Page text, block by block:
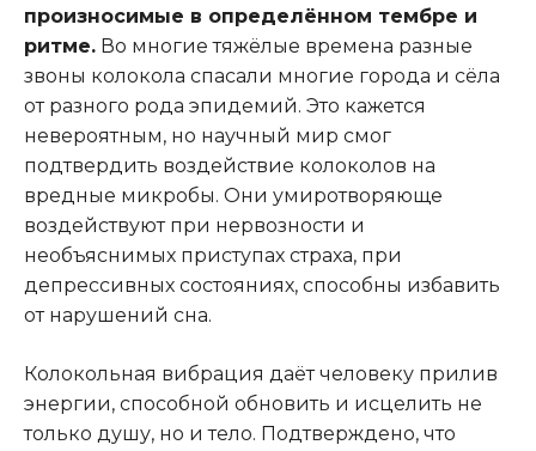
произносимые в определённом тембре и
ритме. Во многие тяжёлые времена разные
звоны колокола спасали многие города и сёла
от разного рода эпидемий. Это кажется
невероятным, но научный мир смог
подтвердить воздействие колоколов на
вредные микробы. Они умиротворяюще
воздействуют при нервозности и
необъяснимых приступах страха, при
депрессивных состояниях, способны избавить
от нарушений сна.
Колокольная вибрация даёт человеку прилив
энергии, способной обновить и исцелить не
только душу, но и тело. Подтверждено, что